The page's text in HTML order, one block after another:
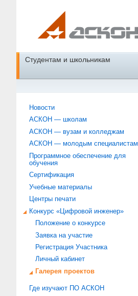
Студентам и школьникам
Новости
АСКОН — школам
АСКОН — вузам и колледжам
АСКОН — молодым специалистам
Программное обеспечение для
обучения
Сертификация
Учебные материалы
Центры печати
Конкурс «Цифровой инженер»
Положение о конкурсе
Заявка на участие
Регистрация Участника
Личный кабинет
Галерея проектов
Где изучают ПО АСКОН